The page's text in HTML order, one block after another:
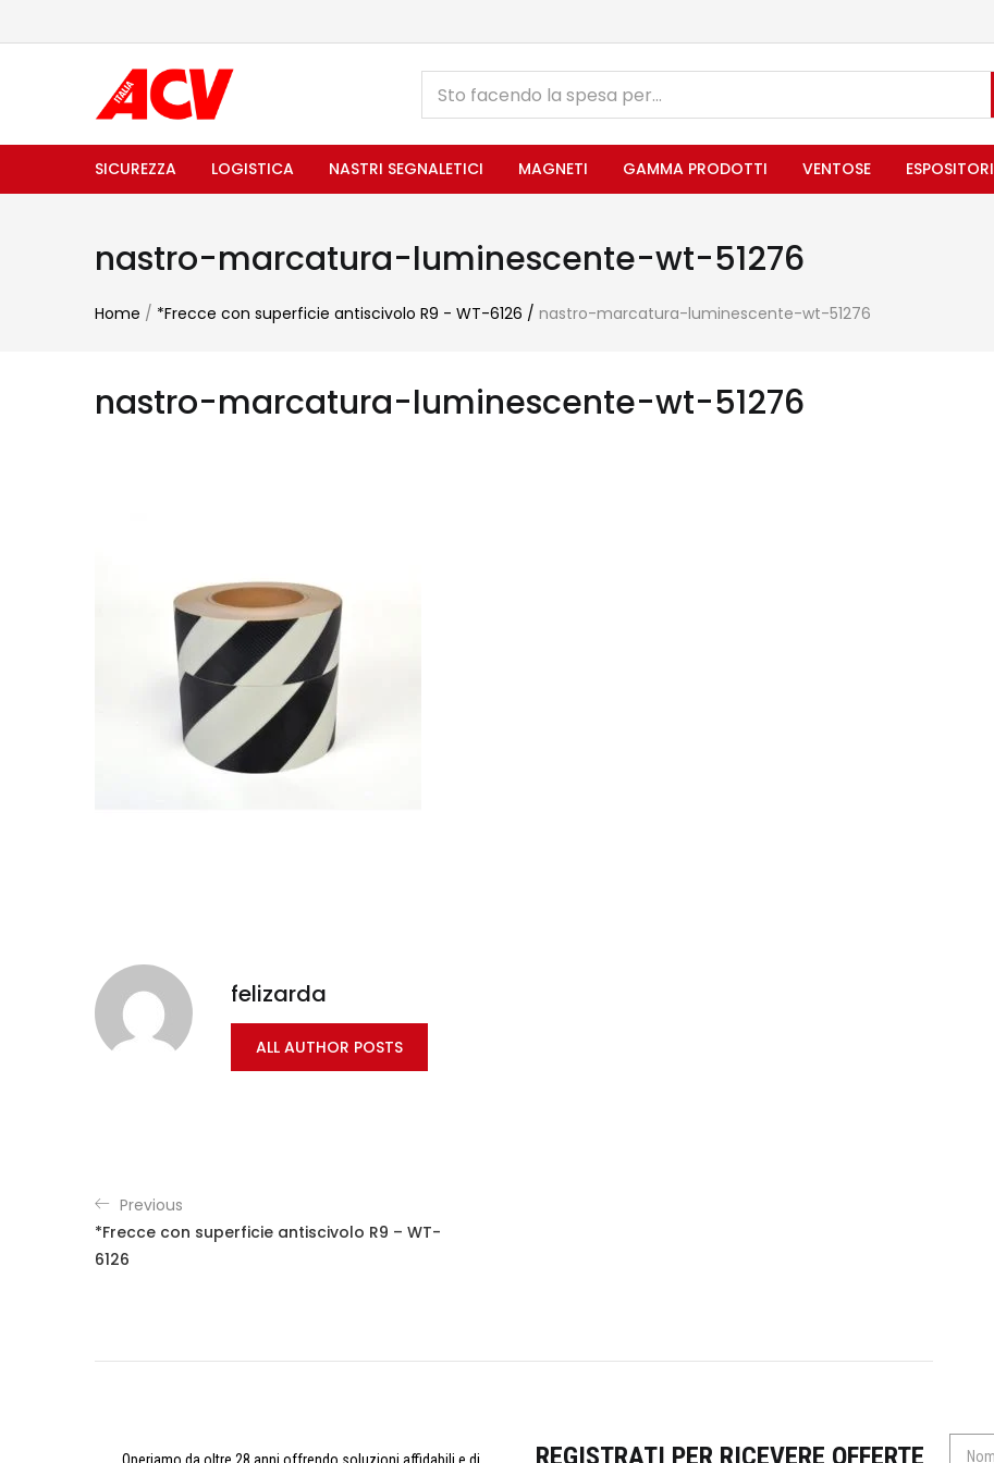
SICUREZZA LOGISTICA NASTRI SEGNALETICI MAGNETI GAMMA PRODOTTI VENTOSE ESPOSITORI
nastro-marcatura-luminescente-wt-51276
Home / *Frecce con superficie antiscivolo R9 - WT-6126 / nastro-marcatura-luminescente-wt-51276
nastro-marcatura-luminescente-wt-51276
felizarda
ALL AUTHOR POSTS
Previous
*Frecce con superficie antiscivolo R9 – WT-
6126
Operiamo da oltre 28 anni offrendo soluzioni affidabili e di REGISTRATI PER RICEVERE OFFERTE